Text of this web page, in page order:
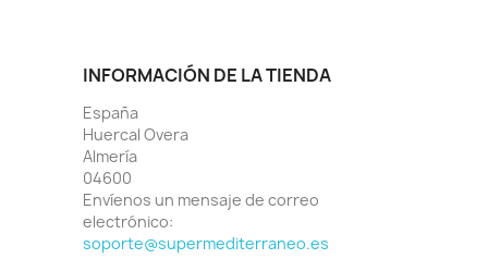
INFORMACIÓN DE LA TIENDA
España
Huercal Overa
Almería
04600
Envíenos un mensaje de correo
electrónico:
soporte@supermediterraneo.es